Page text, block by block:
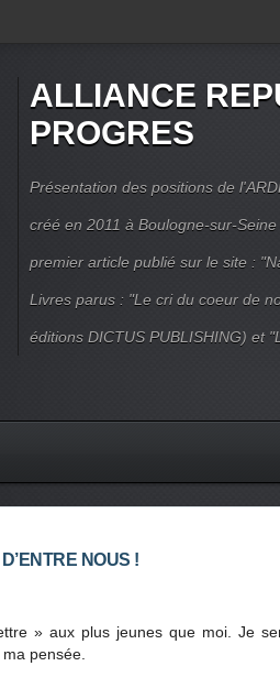
ALLIANCE
PROGRES
Présentation des positions de
créé en 2011 à Boulogne-sur-
premier article publié sur le site :
Livres parus : "Le cri du coeur de
éditions DICTUS PUBLISHING) et
NOUS !
» aux plus jeunes que moi. Je
pensée.